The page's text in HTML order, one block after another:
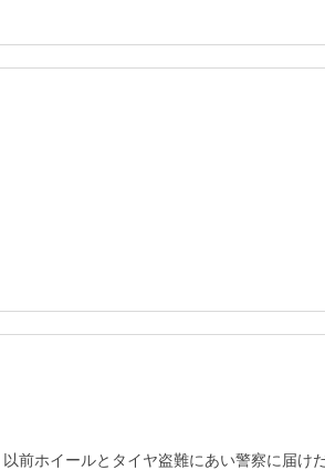
前ホイールとタイヤ盗難にあい警察に届け